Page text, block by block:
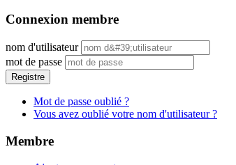
Connexion membre
nom d'utilisateur
mot de passe
Registre
Mot de passe oublié ?
Vous avez oublié votre nom d'utilisateur ?
Membre